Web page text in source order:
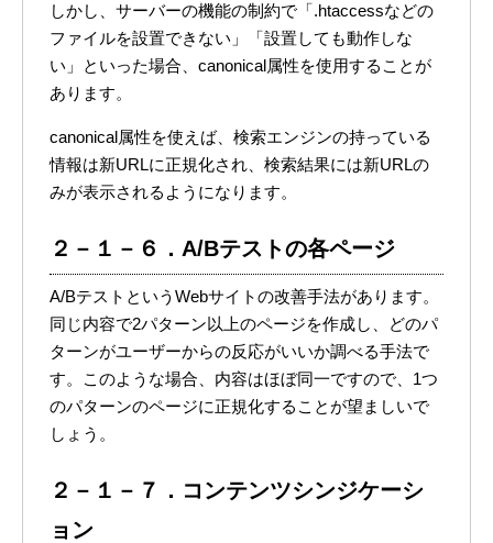
しかし、サーバーの機能の制約で「.htaccessなどの
ファイルを設置できない」「設置しても動作しな
い」といった場合、canonical属性を使用することが
あります。
canonical属性を使えば、検索エンジンの持っている
情報は新URLに正規化され、検索結果には新URLの
みが表示されるようになります。
２－１－６．A/Bテストの各ページ
A/BテストというWebサイトの改善手法があります。
同じ内容で2パターン以上のページを作成し、どのパ
ターンがユーザーからの反応がいいか調べる手法で
す。このような場合、内容はほぼ同一ですので、1つ
のパターンのページに正規化することが望ましいで
しょう。
２－１－７．コンテンツシンジケーシ
ョン